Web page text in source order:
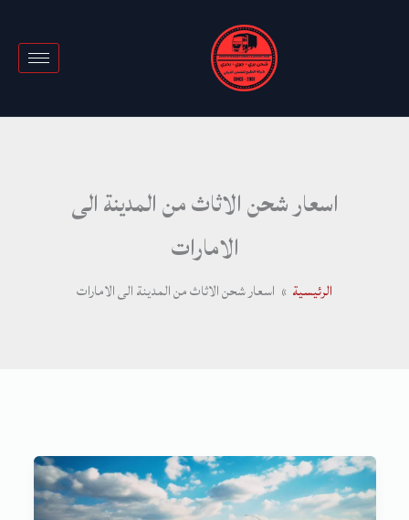
اسعار شحن الاثاث من المدينة الى
الامارات
الرئيسية اسعار شحن الاثاث من المدينة الى الامارات